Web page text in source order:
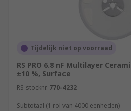
Tijdelijk niet op voorraad
RS PRO 6.8 nF Multilayer
±10 %, Surface
RS-stocknr. 770-4232
Subtotaal (1 rol van 4000 eenheden)